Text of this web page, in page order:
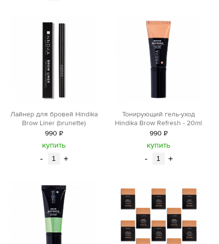
Лайнер для бровей Hindika
Brow Liner (brunette)
990 Р
уб.
купить
- +
Тонирующий гель-уход
Hindika Brow Refresh - 20ml
990 Р
уб.
купить
- +